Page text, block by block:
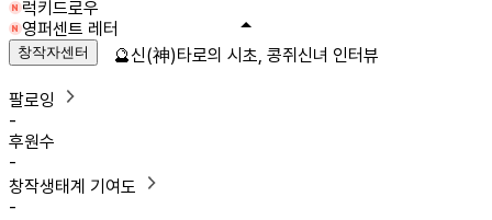
럭키드로우
영퍼센트 레터
창작자센터
팔로잉
-
후원수
-
창작생태계 기여도
-
🔮신(神)타로의 시초, 콩쥐신녀 인터뷰